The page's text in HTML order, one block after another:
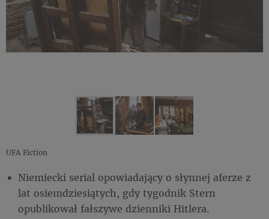
UFA Fiction
Niemiecki serial opowiadający o słynnej aferze z
lat osiemdziesiątych, gdy tygodnik Stern
opublikował fałszywe dzienniki Hitlera.